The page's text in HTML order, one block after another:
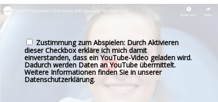
Zustimmung zum Abspielen: Durch Aktivieren
dieser Checkbox erkläre ich mich damit
einverstanden, dass ein YouTube-Video geladen wird.
Dadurch werden Daten an YouTube übermittelt.
Weitere Informationen finden Sie in unserer
Datenschutzerklärung.